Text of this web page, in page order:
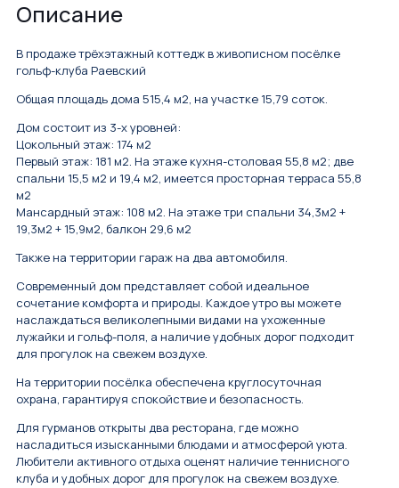
Описание
В продаже трёхэтажный коттедж в живописном посёлке
гольф-клуба Раевский
Общая площадь дома 515,4 м2, на участке 15,79 соток.
Дом состоит из 3-х уровней:
Цокольный этаж: 174 м2
Первый этаж: 181 м2. На этаже кухня-столовая 55,8 м2; две
спальни 15,5 м2 и 19,4 м2, имеется просторная терраса 55,8
м2
Мансардный этаж: 108 м2. На этаже три спальни 34,3м2 +
19,3м2 + 15,9м2, балкон 29,6 м2
Также на территории гараж на два автомобиля.
Современный дом представляет собой идеальное
сочетание комфорта и природы. Каждое утро вы можете
наслаждаться великолепными видами на ухоженные
лужайки и гольф-поля, а наличие удобных дорог подходит
для прогулок на свежем воздухе.
На территории посёлка обеспечена круглосуточная
охрана, гарантируя спокойствие и безопасность.
Для гурманов открыты два ресторана, где можно
насладиться изысканными блюдами и атмосферой уюта.
Любители активного отдыха оценят наличие теннисного
клуба и удобных дорог для прогулок на свежем воздухе.